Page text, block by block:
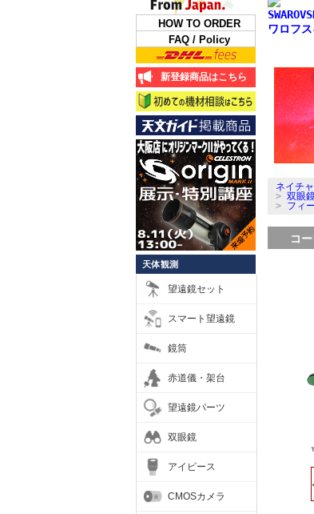
HOW TO ORDER
FAQ / Policy
新登録商品はこちら
天体観測
望遠鏡セット
スマート望遠鏡
鏡筒
赤道儀・架台
望遠鏡パーツ
双眼鏡
アイピース
CMOSカメラ
ネイチ
> 双眼
> フィ
コ